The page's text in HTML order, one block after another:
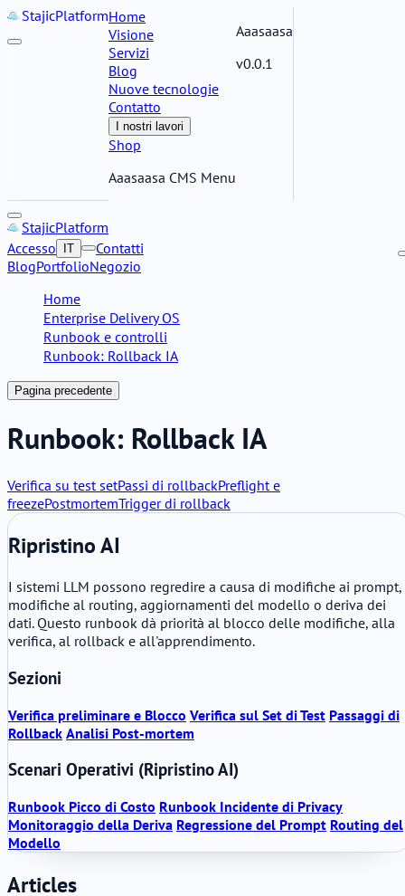
StajicPlatformHome
Visione
Servizi
Blog
Nuove tecnologie
Contatto
I nostri lavori
Shop
Aaasaasa CMS Menu
Aaasaasa
v0.0.1
StajicPlatform
BlogPortfolioNegozio
Accesso IT Contatti
Home
Enterprise Delivery OS
Runbook e controlli
Runbook: Rollback IA
Pagina precedente
Runbook: Rollback IA
Verifica su test setPassi di rollbackPreflight e
freezePostmortemTrigger di rollback
Ripristino AI
I sistemi LLM possono regredire a causa di modifiche ai prompt,
modifiche al routing, aggiornamenti del modello o deriva dei
dati. Questo runbook dà priorità al blocco delle modifiche, alla
verifica, al rollback e all'apprendimento.
Sezioni
Verifica preliminare e Blocco Verifica sul Set di Test Passaggi di
Rollback Analisi Post-mortem
Scenari Operativi (Ripristino AI)
Runbook Picco di Costo Runbook Incidente di Privacy
Monitoraggio della Deriva Regressione del Prompt Routing del
Modello
Articles